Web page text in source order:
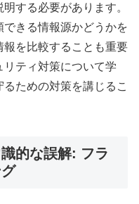
する必要があります。
きる情報源かどうかを
を比較することも重要
ティ対策について学
ための対策を講じるこ
的な誤解: フラ